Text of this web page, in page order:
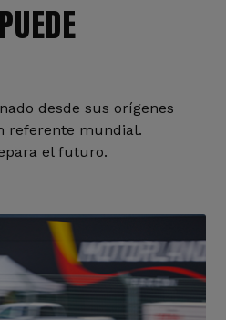
desde sus orígenes
referente mundial.
el futuro.